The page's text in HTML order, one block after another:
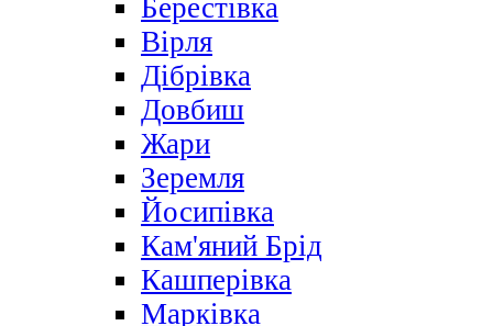
Берестівка
Вірля
Дібрівка
Довбиш
Жари
Зеремля
Йосипівка
Кам'яний Брід
Кашперівка
Марківка